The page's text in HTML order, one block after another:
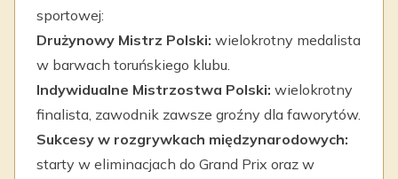
sportowej:
Drużynowy Mistrz Polski: wielokrotny medalista
w barwach toruńskiego klubu.
Indywidualne Mistrzostwa Polski: wielokrotny
finalista, zawodnik zawsze groźny dla faworytów.
Sukcesy w rozgrywkach międzynarodowych:
starty w eliminacjach do Grand Prix oraz w